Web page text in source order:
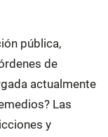
pública,
de
actualmente
Las
y